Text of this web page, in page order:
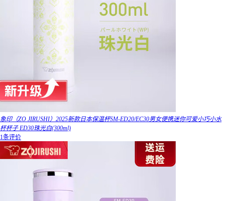
象印（ZO JIRUSHI）2025新款日本保温杯SM-ED20/EC30男女便携迷你可爱小巧小水
杯杯子 ED30珠光白(300ml)
1条评价